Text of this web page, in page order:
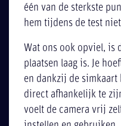
één van de sterkste
hem tijdens de test
Wat ons ook opviel, is
plaatsen laag is. Je
en dankzij de
direct afhankelijk te
voelt de camera vrij